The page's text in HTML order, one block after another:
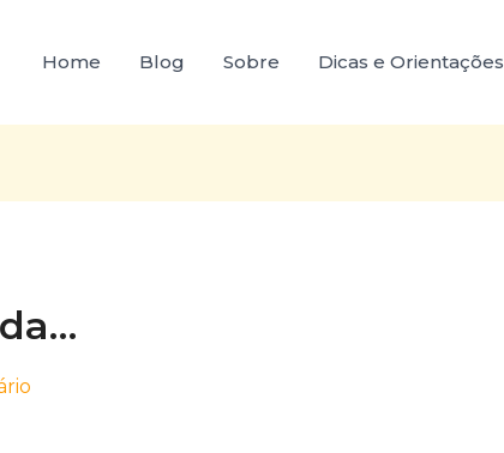
Home Blog Sobre Dicas e Orientações